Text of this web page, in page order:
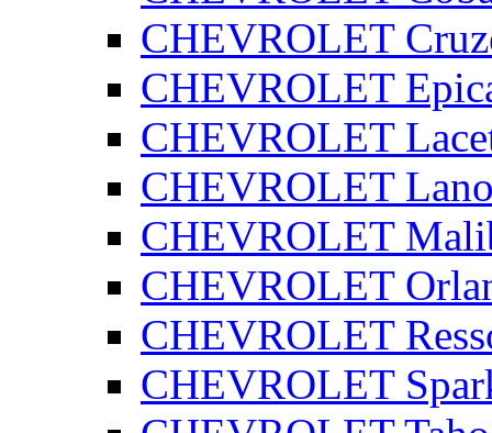
CHEVROLET
CHEVROLET
CHEVROLET
CHEVROLET
CHEVROLET
CHEVROLET
CHEVROLET
CHEVROLET